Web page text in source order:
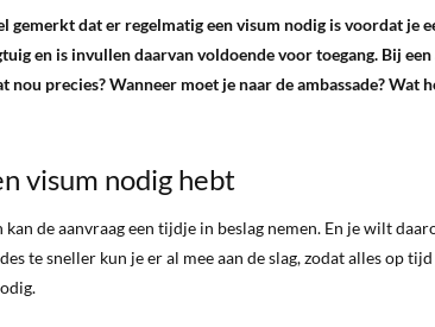
gemerkt dat er regelmatig een visum nodig is voordat je
en is invullen daarvan voldoende voor toegang. Bij een
precies? Wanneer moet je naar de ambassade? Wat
visum nodig hebt
de aanvraag een tijdje in beslag nemen. En je wilt
te sneller kun je er al mee aan de slag, zodat alles op